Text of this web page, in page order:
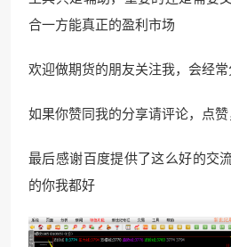
合一方能真正的盈利市场
欢迎做期货的朋友关注我，会经
如果你赞同我的分享请评论，点
最后感谢百度提供了这么好的交
的你我都好